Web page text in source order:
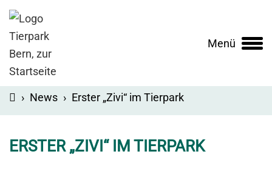
Main
Menü
› News › Erster „Zivi“ im Tierpark
ERSTER „ZIVI“ IM TIERPARK